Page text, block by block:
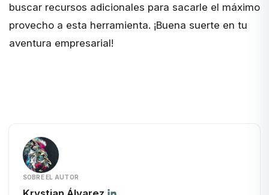
buscar recursos adicionales para sacarle el máximo
provecho a esta herramienta. ¡Buena suerte en tu
aventura empresarial!
SOBRE EL AUTOR